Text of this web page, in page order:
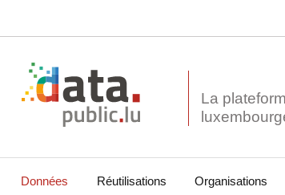
La
Données Réutilisations Organisations